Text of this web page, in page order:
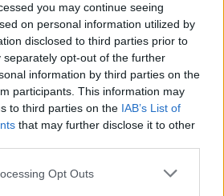
you may continue seeing
on personal information utilized by
disclosed to third parties prior to
separately opt-out of the further
information by third parties on the
participants. This information may
to third parties on the IAB’s List of
that may further disclose it to other
app uses one or more Google
Opt Outs
καλούνται να αποστείλουν την
ΑΕμαζί με τα ακολούθως
δικαιολογητικά για την
και πρόσθετα
της ειδικότητας -
σε κλειστό φάκελο στο
09 Σεπτεμβρίου 2025 έως
2025, ώρα 14.00